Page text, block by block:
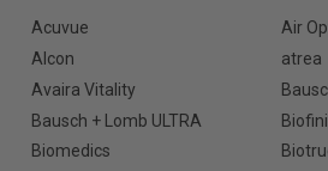
Acuvue
Air
Alcon
atrea
Avaira Vitality
Bausch + Lomb ULTRA
Biomedics